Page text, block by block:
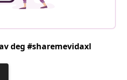
deg #sharemevidaxl